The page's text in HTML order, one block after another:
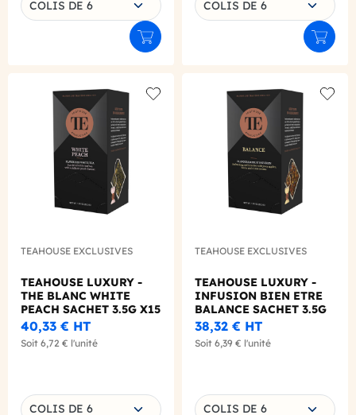
COLIS DE 6
Ajouter au panier
COLIS DE 6
TEAHOUSE EXCLUSIVES
TEAHOUSE LUXURY -
THE BLANC WHITE
PEACH SACHET 3.5G X15
40,33 € HT
Soit 6,72 € l'unité
Choisissez une déclinaison
COLIS DE 6
TEAHOUSE EXCLUSIVES
TEAHOUSE LUXURY -
INFUSION BIEN ETRE
BALANCE SACHET 3.5G
X15
38,32 € HT
Soit 6,39 € l'unité
Choisissez une déclinaison
COLIS DE 6